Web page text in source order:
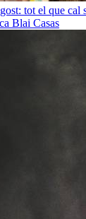
tot el que cal
Blai Casas